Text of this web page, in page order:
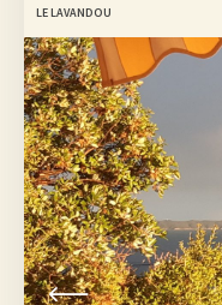
LE LAVANDOU